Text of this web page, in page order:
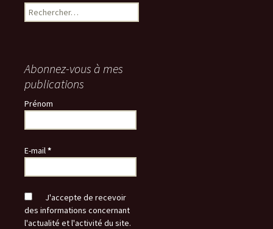
Rechercher :
Abonnez-vous à mes
publications
Prénom
E-mail*
J'accepte de recevoir
des informations concernant
l'actualité et l'activité du site.